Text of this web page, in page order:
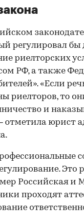
регулировал бы
риелторских
РФ, а также
«Если
риелторов, то
и
отметила юрист
Это
Российская и
проходят